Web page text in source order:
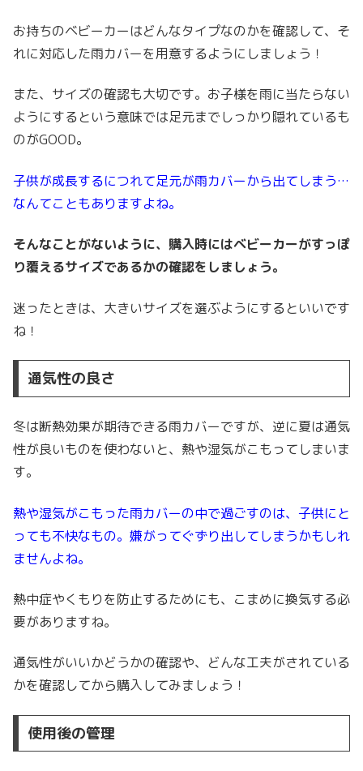
お持ちのベビーカーはどんなタイプなのかを確認して、そ
れに対応した雨カバーを用意するようにしましょう！
また、サイズの確認も大切です。お子様を雨に当たらない
ようにするという意味では足元までしっかり隠れているも
のがGOOD。
子供が成長するにつれて足元が雨カバーから出てしまう…
なんてこともありますよね。
そんなことがないように、購入時にはベビーカーがすっぽ
り覆えるサイズであるかの確認をしましょう。
迷ったときは、大きいサイズを選ぶようにするといいです
ね！
通気性の良さ
冬は断熱効果が期待できる雨カバーですが、逆に夏は通気
性が良いものを使わないと、熱や湿気がこもってしまいま
す。
熱や湿気がこもった雨カバーの中で過ごすのは、子供にと
っても不快なもの。嫌がってぐずり出してしまうかもしれ
ませんよね。
熱中症やくもりを防止するためにも、こまめに換気する必
要がありますね。
通気性がいいかどうかの確認や、どんな工夫がされている
かを確認してから購入してみましょう！
使用後の管理